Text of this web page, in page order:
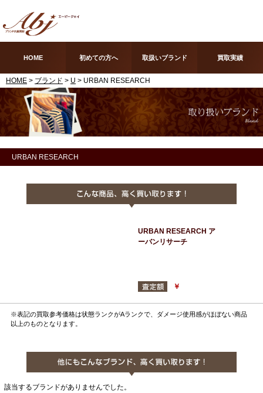
HOME 初めての方へ 取扱いブランド 買取実績
HOME > ブランド > U > URBAN RESEARCH
URBAN RESEARCH
URBAN RESEARCH ア
ーバンリサーチ
￥
※表記の買取参考価格は状態ランクがAランクで、ダメージ使用感がほぼない商品
以上のものとなります。
該当するブランドがありませんでした。